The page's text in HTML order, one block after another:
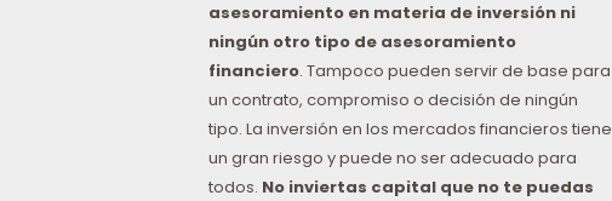
asesoramiento en materia de inversión ni
ningún otro tipo de asesoramiento
financiero. Tampoco pueden servir de base para
un contrato, compromiso o decisión de ningún
tipo. La inversión en los mercados financieros tiene
un gran riesgo y puede no ser adecuado para
todos. No inviertas capital que no te puedas